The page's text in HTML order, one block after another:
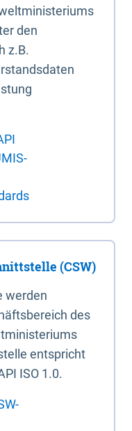
den
z.B.
(CSW)
werden
des
entspricht
ISO 1.0.